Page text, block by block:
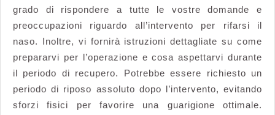
grado di rispondere a tutte le vostre domande e
preoccupazioni riguardo all’intervento per rifarsi il
naso. Inoltre, vi fornirà istruzioni dettagliate su come
prepararvi per l’operazione e cosa aspettarvi durante
il periodo di recupero. Potrebbe essere richiesto un
periodo di riposo assoluto dopo l’intervento, evitando
sforzi fisici per favorire una guarigione ottimale.